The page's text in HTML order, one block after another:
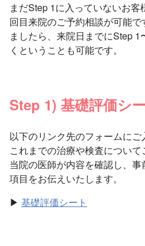
まだStep 1に入っていないお
回目来院のご予約相談が可能
ましたら、来院日までにStep
くということも可能です。
Step 1) 基礎評価シ
以下のリンク先のフォームにご
これまでの治療や検査について
当院の医師が内容を確認し、
項目をお伝えいたします。
▶ 基礎評価シート